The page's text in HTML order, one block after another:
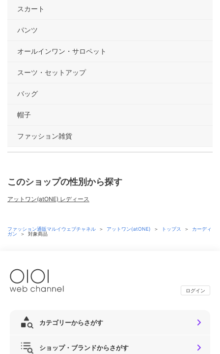
スカート
パンツ
オールインワン・サロペット
スーツ・セットアップ
バッグ
帽子
ファッション雑貨
このショップの性別から探す
アットワン(atONE) レディース
ファッション通販マルイウェブチャネル ＞ アットワン(atONE) ＞ トップス ＞
カーディ
ガン
＞ 対象商品
ログイン
カテゴリーからさがす
ショップ・ブランドからさがす